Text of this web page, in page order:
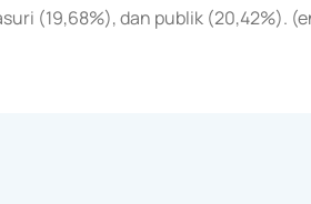
(19,68%), dan publik (20,42%).